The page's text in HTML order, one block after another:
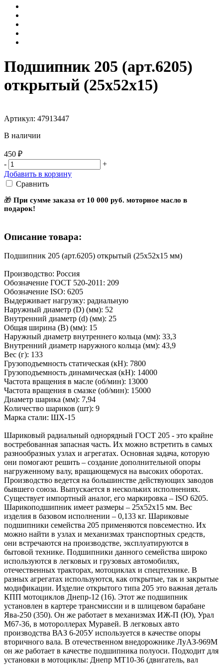
Подшипник 205 (арт.6205)
открытый (25x52x15)
Артикул: 47913447
В наличии
450 ₽
-
+
Добавить в корзину
Сравнить
🎁 При сумме заказа от 10 000 руб. моторное масло в
подарок!
Описание товара:
Подшипник 205 (арт.6205) открытый (25x52x15 мм)
Производство: Россия
Обозначение ГОСТ 520-2011: 209
Обозначение ISO: 6205
Выдерживает нагрузку: радиальную
Наружный диаметр (D) (мм): 52
Внутренний диаметр (d) (мм): 25
Общая ширина (B) (мм): 15
Наружный диаметр внутреннего кольца (мм): 33,3
Внутренний диаметр наружного кольца (мм): 43,9
Вес (г): 133
Грузоподъемность статическая (кH): 7800
Грузоподъемность динамическая (кH): 14000
Частота вращения в масле (об/мин): 13000
Частота вращения в смазке (об/мин): 15000
Диаметр шарика (мм): 7,94
Количество шариков (шт): 9
Марка стали: ШХ-15
Шариковый радиальный однорядный ГОСТ 205 - это крайне
востребованная запасная часть. Их можно встретить в самых
разнообразных узлах и агрегатах. Основная задача, которую
они помогают решить – создание дополнительной опоры
нагруженному валу, вращающемуся на высоких оборотах.
Производство ведется на большинстве действующих заводов
бывшего союза. Выпускается в нескольких исполнениях.
Существует импортный аналог, его маркировка – ISO 6205.
Шарикоподшипник имеет размеры – 25х52х15 мм. Вес
изделия в базовом исполнении – 0,133 кг. Шариковые
подшипники семейства 205 применяются повсеместно. Их
можно найти в узлах и механизмах транспортных средств,
они встречаются на производстве, эксплуатируются в
бытовой технике. Подшипники данного семейства широко
используются в легковых и грузовых автомобилях,
отечественных тракторах, мотоциклах и спецтехнике. В
разных агрегатах используются, как открытые, так и закрытые
модификации. Изделие открытого типа 205 это важная деталь
КПП мотоциклов Днепр-12 (16). Этот же подшипник
установлен в картере трансмиссии и в шлицевом барабане
Ява-250 (350). Он же работает в механизмах ИЖ-П (Ю), Урал
М67-36, в мотороллерах Муравей. В легковых авто
производства ВАЗ 6-205У используется в качестве опоры
вторичного вала. В отечественном внедорожнике ЛуАЗ-969М
он же работает в качестве подшипника полуоси. Подходит для
установки в мотоциклы: Днепр МТ10-36 (двигатель, вал